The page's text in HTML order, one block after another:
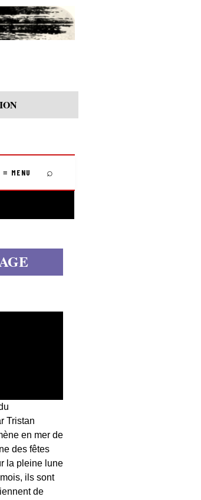
≡ MENU ⌕
Tristan
en mer de
des fêtes
la pleine lune
ils sont
de